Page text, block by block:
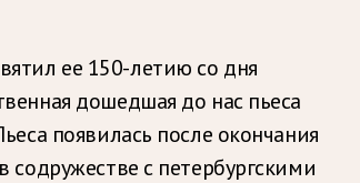
ее 150-летию со дня
дошедшая до нас пьеса
появилась после окончания
с петербургскими